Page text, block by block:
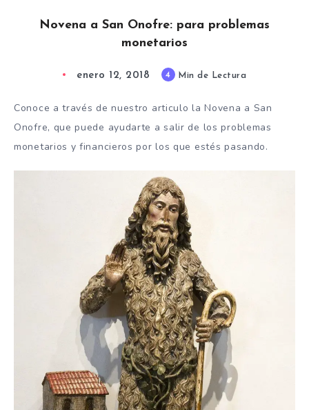
Novena a San Onofre: para problemas
monetarios
enero 12, 2018 4 Min de Lectura
Conoce a través de nuestro articulo la Novena a San
Onofre, que puede ayudarte a salir de los problemas
monetarios y financieros por los que estés pasando.